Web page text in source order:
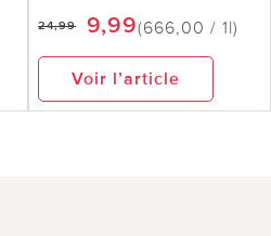
24,99 9,99(666,00 / 1l)
Voir l’article